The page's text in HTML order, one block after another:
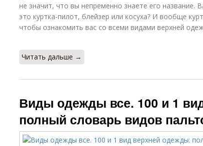
не значит, что вы непременно знаете его название.
это куртка-пилот, блейзер или косуха? И вообще
чтобы ознакомить вас со всеми видами верхней
Читать дальше →
Виды одежды все. 100 и 1
полный словарь видов